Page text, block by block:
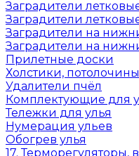
Заградители
Заградители
Заградители на
Заградители на
Прилетные доски
Холстики,
Удалители пчёл
Комплектующие для
Тележки для улья
Нумерация ульев
Обогрев улья
17. Терморегуляторы,